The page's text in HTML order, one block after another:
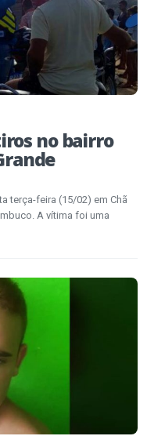
no bairro
terça-feira (15/02) em Chã
A vítima foi uma